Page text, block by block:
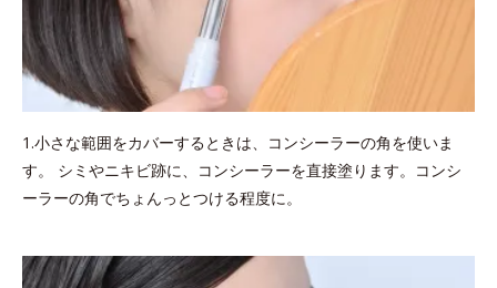
1.小さな範囲をカバーするときは、コンシーラーの角を使いま
す。 シミやニキビ跡に、コンシーラーを直接塗ります。コンシ
ーラーの角でちょんっとつける程度に。